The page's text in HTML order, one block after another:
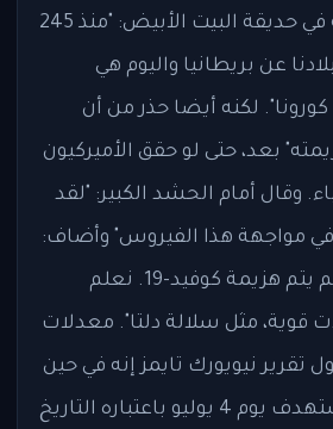
الاحتفال الذي أقامه في حديقة البيت الأبيض: "منذ 245
عن بريطانيا واليوم هي
لكنه أيضا حذر من أن
"هزيمته" بعد، حتى لو حقق الأميركيون
وقال أمام الحشد الكبير: "لقد
في مواجهة هذا الفيروس" وأضاف:
"لا تفهموني خطأ. لم يتم هزيمة كوفيد-19. نعلم
قوية، مثل سلالة دلتا". معدلات
تقرير نيويورك تايمز إنه في حين
أن البيت الأبيض استهدف يوم 4 يوليو باعتباره التاريخ